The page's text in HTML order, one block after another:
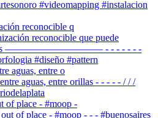
reconocible q
aguas, entre o
of place - #moop -